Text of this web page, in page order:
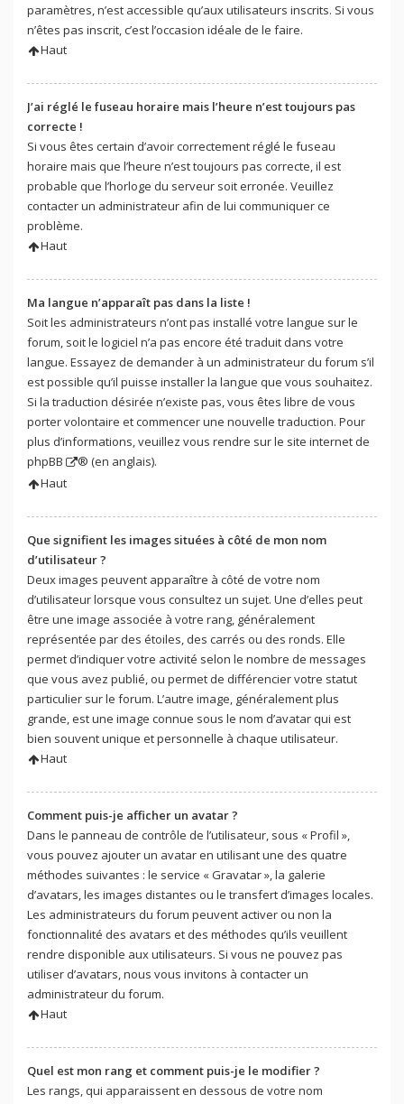
paramètres, n’est accessible qu’aux utilisateurs inscrits. Si vous
n’êtes pas inscrit, c’est l’occasion idéale de le faire.
Haut
J’ai réglé le fuseau horaire mais l’heure n’est toujours pas
correcte !
Si vous êtes certain d’avoir correctement réglé le fuseau
horaire mais que l’heure n’est toujours pas correcte, il est
probable que l’horloge du serveur soit erronée. Veuillez
contacter un administrateur afin de lui communiquer ce
problème.
Haut
Ma langue n’apparaît pas dans la liste !
Soit les administrateurs n’ont pas installé votre langue sur le
forum, soit le logiciel n’a pas encore été traduit dans votre
langue. Essayez de demander à un administrateur du forum s’il
est possible qu’il puisse installer la langue que vous souhaitez.
Si la traduction désirée n’existe pas, vous êtes libre de vous
porter volontaire et commencer une nouvelle traduction. Pour
plus d’informations, veuillez vous rendre surle site internet de
phpBB
® (en anglais).
Haut
Que signifient les images situées à côté de mon nom
d’utilisateur ?
Deux images peuvent apparaître à côté de votre nom
d’utilisateur lorsque vous consultez un sujet. Une d’elles peut
être une image associée à votre rang, généralement
représentée par des étoiles, des carrés ou des ronds. Elle
permet d’indiquer votre activité selon le nombre de messages
que vous avez publié, ou permet de différencier votre statut
particulier sur le forum. L’autre image, généralement plus
grande, est une image connue sous le nom d’avatar qui est
bien souvent unique et personnelle à chaque utilisateur.
Haut
Comment puis-je afficher un avatar ?
Dans le panneau de contrôle de l’utilisateur, sous « Profil »,
vous pouvez ajouter un avatar en utilisant une des quatre
méthodes suivantes : le service « Gravatar », la galerie
d’avatars, les images distantes ou le transfert d’images locales.
Les administrateurs du forum peuvent activer ou non la
fonctionnalité des avatars et des méthodes qu’ils veuillent
rendre disponible aux utilisateurs. Si vous ne pouvez pas
utiliser d’avatars, nous vous invitons à contacter un
administrateur du forum.
Haut
Quel est mon rang et comment puis-je le modifier ?
Les rangs, qui apparaissent en dessous de votre nom